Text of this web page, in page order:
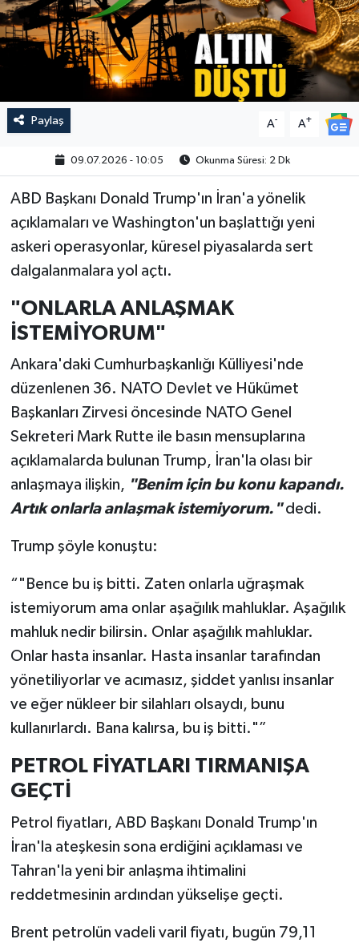
Paylaş A- A+
09.07.2026 - 10:05 Okunma Süresi: 2 Dk
ABD Başkanı Donald Trump'ın İran'a yönelik
açıklamaları ve Washington'un başlattığı yeni
askeri operasyonlar, küresel piyasalarda sert
dalgalanmalara yol açtı.
"ONLARLA ANLAŞMAK
İSTEMİYORUM"
Ankara'daki Cumhurbaşkanlığı Külliyesi'nde
düzenlenen 36.⁠ NATO Devlet ve Hükümet
Başkanları Zirvesi öncesinde NATO Genel
Sekreteri Mark Rutte ile basın mensuplarına
açıklamalarda bulunan Trump, İran'la olası bir
anlaşmaya ilişkin, "Benim için bu konu kapandı.
Artık onlarla anlaşmak istemiyorum."dedi.
Trump şöyle konuştu:
“"Bence bu iş bitti. Zaten onlarla uğraşmak
istemiyorum ama onlar aşağılık mahluklar. Aşağılık
mahluk nedir bilirsin. Onlar aşağılık mahluklar.
Onlar hasta insanlar. Hasta insanlar tarafından
yönetiliyorlar ve acımasız, şiddet yanlısı insanlar
ve eğer nükleer bir silahları olsaydı, bunu
kullanırlardı. Bana kalırsa, bu iş bitti."”
PETROL FİYATLARI TIRMANIŞA
GEÇTİ
Petrol fiyatları, ABD Başkanı Donald Trump'ın
İran'la ateşkesin sona erdiğini açıklaması ve
Tahran'la yeni bir anlaşma ihtimalini
reddetmesinin ardından yükselişe geçti.
Brent petrolün vadeli varil fiyatı, bugün 79,11